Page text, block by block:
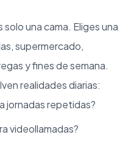
una cama. Eliges una
supermercado,
y fines de semana.
realidades diarias:
jornadas repetidas?
videollamadas?